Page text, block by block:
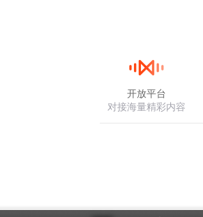
开放平台
对接海量精彩内容